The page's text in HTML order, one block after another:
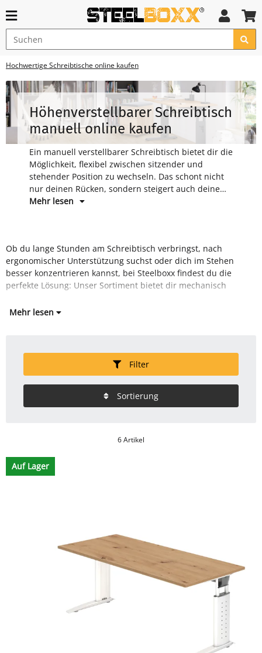
Hochwertige Schreibtische online kaufen
Höhenverstellbarer Schreibtisch
manuell online kaufen
Ein manuell verstellbarer Schreibtisch bietet dir die
Möglichkeit, flexibel zwischen sitzender und
stehender Position zu wechseln. Das schont nicht
nur deinen Rücken, sondern steigert auch deine
Produktivität.
Mehr lesen
Ob du lange Stunden am Schreibtisch verbringst, nach
ergonomischer Unterstützung suchst oder dich im Stehen
besser konzentrieren kannst, bei Steelboxx findest du die
perfekte Lösung: Unser Sortiment bietet dir mechanisch
verstellbare Schreibtische in verschiedenen Formen und
Mehr lesen
Filter
Sortierung
6 Artikel
Auf Lager